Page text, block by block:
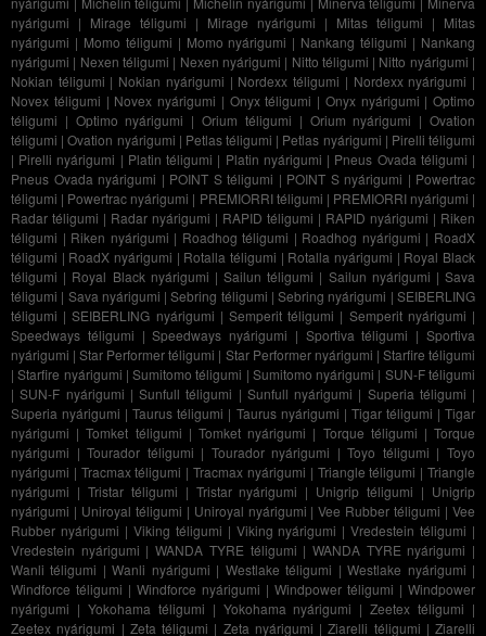
nyárigumi | Mirage téligumi | Mirage nyárigumi | Mitas téligumi | Mitas
nyárigumi | Momo téligumi | Momo nyárigumi | Nankang téligumi | Nankang
nyárigumi | Nexen téligumi | Nexen nyárigumi | Nitto téligumi | Nitto nyárigumi |
Nokian téligumi | Nokian nyárigumi | Nordexx téligumi | Nordexx nyárigumi |
Novex téligumi | Novex nyárigumi | Onyx téligumi | Onyx nyárigumi | Optimo
téligumi | Optimo nyárigumi |Orium téligumi | Orium nyárigumi |Ovation
téligumi |Ovation nyárigumi | Petlas téligumi | Petlas nyárigumi | Pirelli téligumi
| Pirelli nyárigumi | Platin téligumi | Platin nyárigumi | Pneus Ovada téligumi |
Pneus Ovada nyárigumi | POINT S téligumi | POINT S nyárigumi | Powertrac
téligumi | Powertrac nyárigumi | PREMIORRI téligumi | PREMIORRI nyárigumi |
Radar téligumi | Radar nyárigumi | RAPID téligumi | RAPID nyárigumi | Riken
téligumi | Riken nyárigumi | Roadhog téligumi | Roadhog nyárigumi | RoadX
téligumi | RoadX nyárigumi | Rotalla téligumi | Rotalla nyárigumi | Royal Black
téligumi | Royal Black nyárigumi |Sailun téligumi | Sailun nyárigumi |Sava
téligumi | Sava nyárigumi |Sebring téligumi |Sebring nyárigumi |SEIBERLING
téligumi |SEIBERLING nyárigumi |Semperit téligumi | Semperit nyárigumi |
Speedways téligumi |Speedways nyárigumi | Sportiva téligumi |Sportiva
nyárigumi |Star Performer téligumi | Star Performer nyárigumi | Starfire téligumi
|Starfire nyárigumi |Sumitomo téligumi | Sumitomo nyárigumi | SUN-F téligumi
|SUN-F nyárigumi | Sunfull téligumi | Sunfull nyárigumi | Superia téligumi |
Superia nyárigumi |Taurus téligumi | Taurus nyárigumi | Tigar téligumi |Tigar
nyárigumi |Tomket téligumi | Tomket nyárigumi | Torque téligumi |Torque
nyárigumi |Tourador téligumi | Tourador nyárigumi |Toyo téligumi |Toyo
nyárigumi | Tracmax téligumi |Tracmax nyárigumi | Triangle téligumi |Triangle
nyárigumi | Tristar téligumi | Tristar nyárigumi | Unigrip téligumi | Unigrip
nyárigumi | Uniroyal téligumi | Uniroyal nyárigumi |Vee Rubber téligumi |Vee
Rubber nyárigumi | Viking téligumi | Viking nyárigumi |Vredestein téligumi |
Vredestein nyárigumi |WANDA TYRE téligumi | WANDA TYRE nyárigumi |
Wanli téligumi |Wanli nyárigumi | Westlake téligumi |Westlake nyárigumi |
Windforce téligumi | Windforce nyárigumi | Windpower téligumi | Windpower
nyárigumi | Yokohama téligumi | Yokohama nyárigumi |Zeetex téligumi |
Zeetex nyárigumi | Zeta téligumi | Zeta nyárigumi |Ziarelli téligumi | Ziarelli